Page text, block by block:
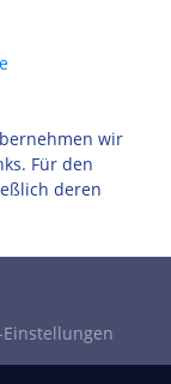
wir
Für den
deren
Einstellungen